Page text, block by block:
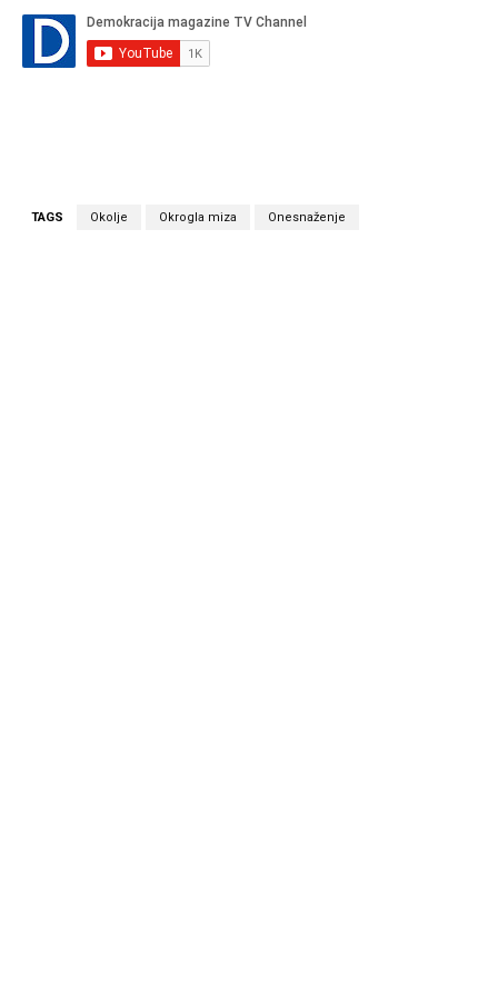
TAGS Okolje Okrogla miza Onesnaženje